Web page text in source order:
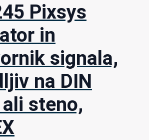
Pixsys
in
signala,
na DIN
steno,